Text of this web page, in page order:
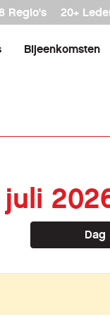
Regio's 20+
Bijeenkomsten
Dag